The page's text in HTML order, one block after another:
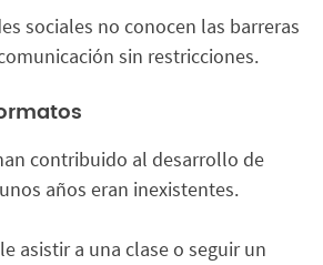
sociales no conocen las barreras
sin restricciones.
contribuido al desarrollo de
años eran inexistentes.
asistir a una clase o seguir un